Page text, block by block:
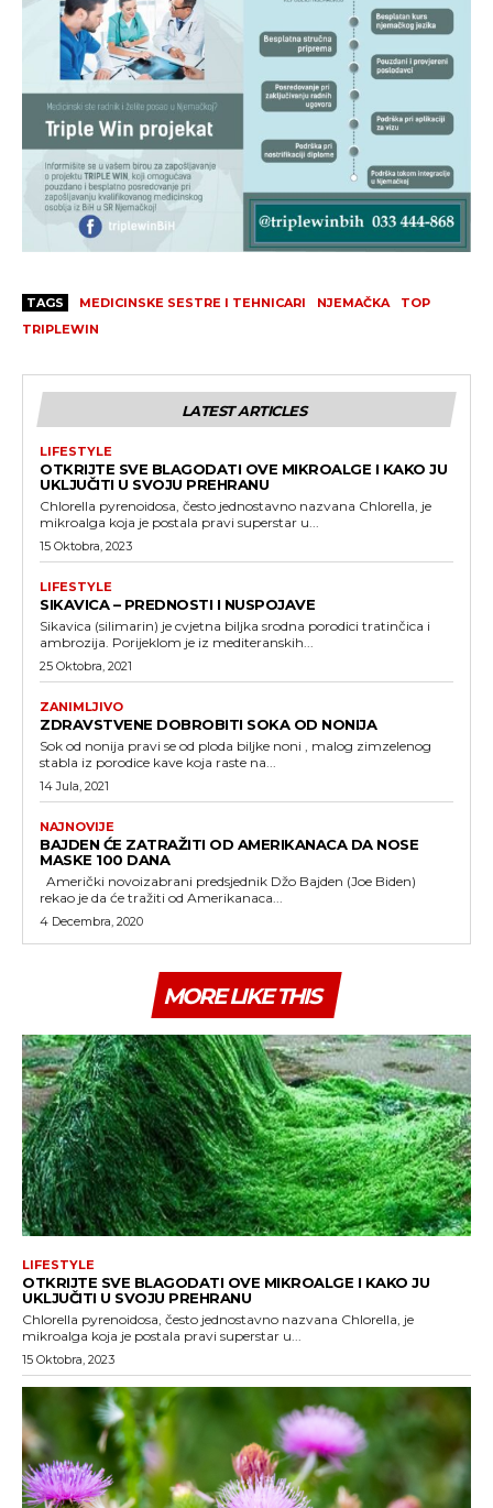
TAGS MEDICINSKE SESTRE I TEHNICARI NJEMAČKA
TOP
TRIPLEWIN
LATEST ARTICLES
LIFESTYLE
OTKRIJTE SVE BLAGODATI OVE MIKROALGE I KAKO JU
UKLJUČITI U SVOJU PREHRANU
Chlorella pyrenoidosa, često jednostavno nazvana Chlorella, je
mikroalga koja je postala pravi superstar u...
15 Oktobra, 2023
LIFESTYLE
SIKAVICA – PREDNOSTI I NUSPOJAVE
Sikavica (silimarin) je cvjetna biljka srodna porodici tratinčica i
ambrozija. Porijeklom je iz mediteranskih...
25 Oktobra, 2021
ZANIMLJIVO
ZDRAVSTVENE DOBROBITI SOKA OD NONIJA
Sok od nonija pravi se od ploda biljke noni , malog zimzelenog
stabla iz porodice kave koja raste na...
14 Jula, 2021
NAJNOVIJE
BAJDEN ĆE ZATRAŽITI OD AMERIKANACA DA NOSE
MASKE 100 DANA
rekao je da će tražiti od Amerikanaca...
4 Decembra, 2020
MORE LIKE THIS
LIFESTYLE
OTKRIJTE SVE BLAGODATI OVE MIKROALGE I KAKO JU
UKLJUČITI U SVOJU PREHRANU
Chlorella pyrenoidosa, često jednostavno nazvana Chlorella, je
mikroalga koja je postala pravi superstar u...
15 Oktobra, 2023